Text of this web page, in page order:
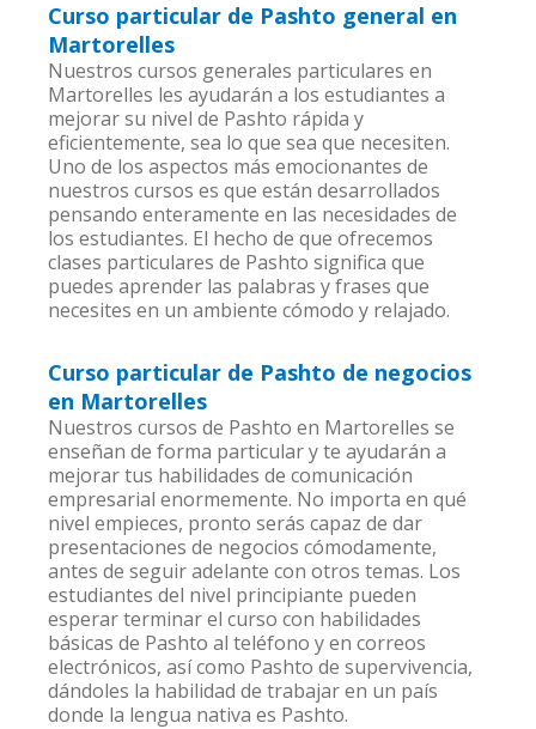
Curso particular de Pashto general en
Martorelles
Nuestros cursos generales particulares en
Martorelles les ayudarán a los estudiantes a
mejorar su nivel de Pashto rápida y
eficientemente, sea lo que sea que necesiten.
Uno de los aspectos más emocionantes de
nuestros cursos es que están desarrollados
pensando enteramente en las necesidades de
los estudiantes. El hecho de que ofrecemos
clases particulares de Pashto significa que
puedes aprender las palabras y frases que
necesites en un ambiente cómodo y relajado.
Curso particular de Pashto de negocios
en Martorelles
Nuestros cursos de Pashto en Martorelles se
enseñan de forma particular y te ayudarán a
mejorar tus habilidades de comunicación
empresarial enormemente. No importa en qué
nivel empieces, pronto serás capaz de dar
presentaciones de negocios cómodamente,
antes de seguir adelante con otros temas. Los
estudiantes del nivel principiante pueden
esperar terminar el curso con habilidades
básicas de Pashto al teléfono y en correos
electrónicos, así como Pashto de supervivencia,
dándoles la habilidad de trabajar en un país
donde la lengua nativa es Pashto.